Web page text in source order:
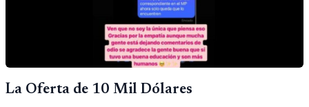
La Oferta de 10 Mil Dólares